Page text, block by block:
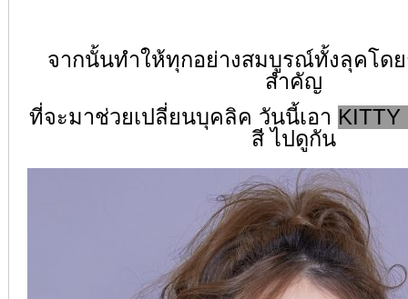
จากนั้นทำให้ทุกอย่างสมบูรณ์ทั้งลุคโดย
สำคัญ
ที่จะมาช่วยเปลี่ยนบุคลิค วันนี้เอา KITTY
สี ไปดูกัน